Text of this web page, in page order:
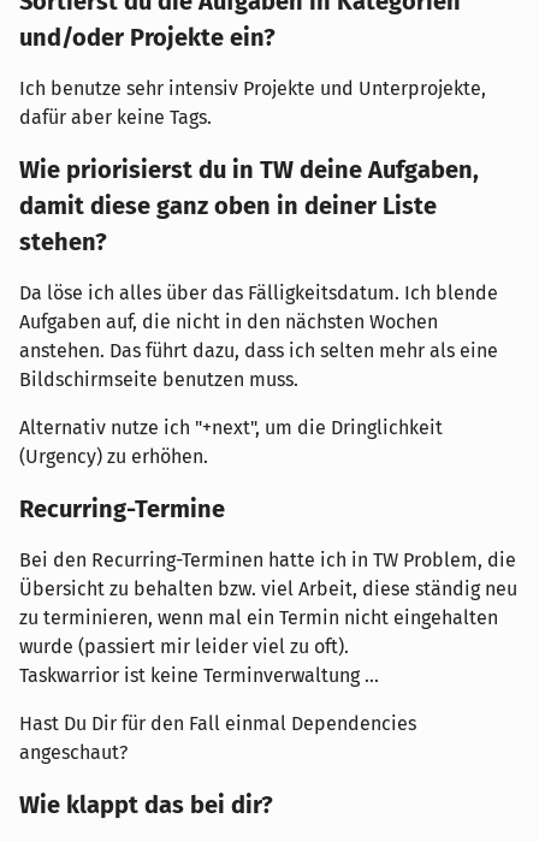
und/oder Projekte ein?
Ich benutze sehr intensiv Projekte und Unterprojekte,
dafür aber keine Tags.
Wie priorisierst du in TW deine Aufgaben,
damit diese ganz oben in deiner Liste
stehen?
Da löse ich alles über das Fälligkeitsdatum. Ich blende
Aufgaben auf, die nicht in den nächsten Wochen
anstehen. Das führt dazu, dass ich selten mehr als eine
Bildschirmseite benutzen muss.
Alternativ nutze ich "+next", um die Dringlichkeit
(Urgency) zu erhöhen.
Recurring-Termine
Bei den Recurring-Terminen hatte ich in TW Problem, die
Übersicht zu behalten bzw. viel Arbeit, diese ständig neu
zu terminieren, wenn mal ein Termin nicht eingehalten
wurde (passiert mir leider viel zu oft).
Taskwarrior ist keine Terminverwaltung ...
Hast Du Dir für den Fall einmal Dependencies
angeschaut?
Wie klappt das bei dir?